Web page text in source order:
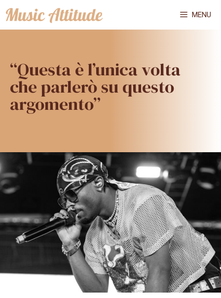
Vai
al
MENU
“Questa è l’unica volta
che parlerò su questo
argomento”